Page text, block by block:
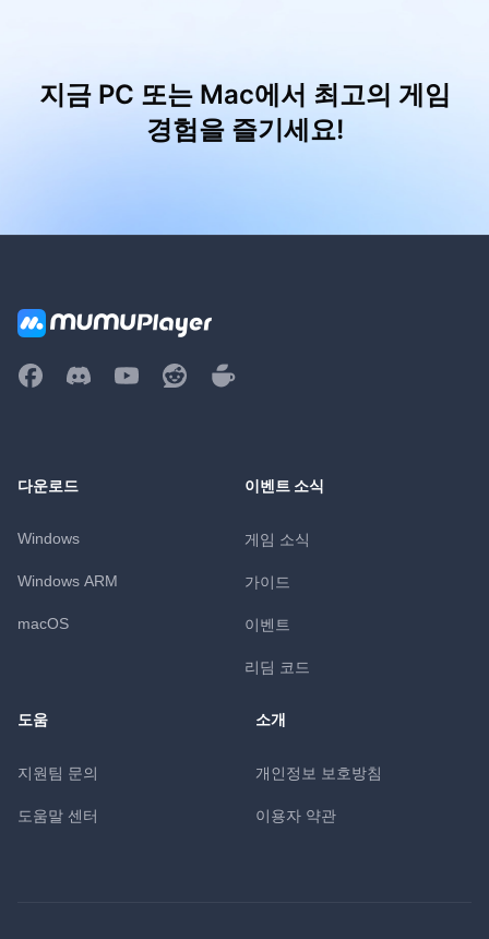
지금 PC 또는 Mac에서 최고의 게임
경험을 즐기세요!
다운로드
Windows
Windows ARM
macOS
이벤트 소식
게임 소식
가이드
이벤트
리딤 코드
도움
지원팀 문의
도움말 센터
소개
개인정보 보호방침
이용자 약관